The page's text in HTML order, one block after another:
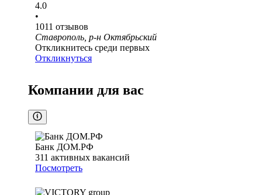
4.0
•
1011 отзывов
Ставрополь, р-н Октябрьский
Откликнитесь среди первых
Откликнуться
Компании для вас
Банк ДОМ.РФ
311 активных вакансий
Посмотреть